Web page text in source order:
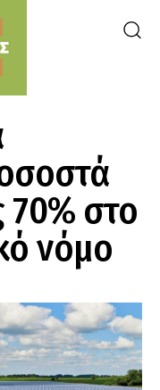
στο
νόμο